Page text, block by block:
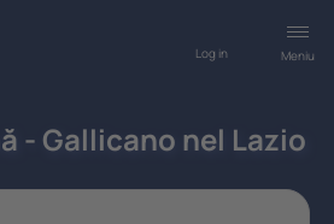
Meniu
Log in
- Gallicano nel Lazio